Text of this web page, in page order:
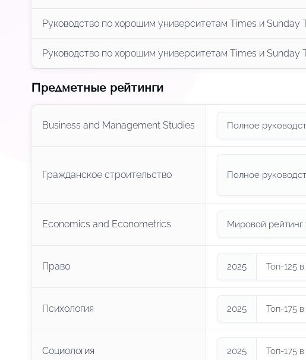
Руководство по хорошим университетам Times и Sunday
Руководство по хорошим университетам Times и Sunday
Предметные рейтинги
Business and Management Studies Полное
Гражданское строительство Полное
Economics and Econometrics Мировой рейтинг
Право 2025 Топ-125
Психология 2025 Топ-175
Социология 2025 Топ-175